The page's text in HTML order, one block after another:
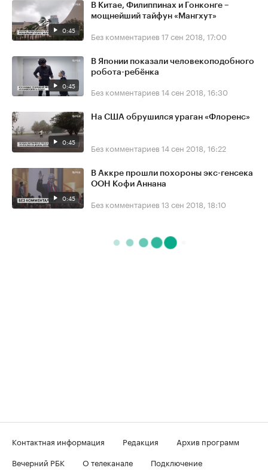
0:45
В Китае, Филиппинах и Гонконге –
мощнейший тайфун «Мангхут»
Без комментариев 17 сен 2018, 17:00
0:45
В Японии показали человекоподобного
робота-ребёнка
Без комментариев 14 сен 2018, 16:30
0:45
На США обрушился ураган «Флоренс»
Без комментариев 14 сен 2018, 16:22
0:45
В Аккре прошли похороны экс-генсека
ООН Кофи Аннана
Без комментариев 13 сен 2018, 18:10
Контактная информация Редакция
Архив программ
Вечерний РБК
О телеканале
Подключение